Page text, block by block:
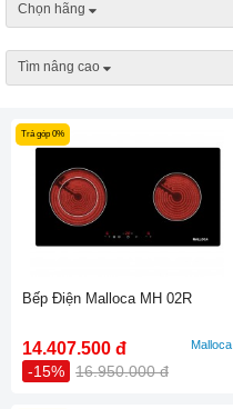
Chọn hãng
Tìm nâng cao
Trả góp 0%
Bếp Điện Malloca MH 02R
14.407.500 đ
-15% 16.950.000 đ
Malloca